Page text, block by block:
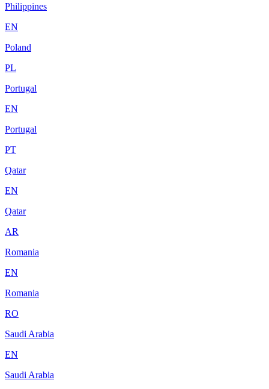
Philippines
EN
Poland
PL
Portugal
EN
Portugal
PT
Qatar
EN
Qatar
AR
Romania
EN
Romania
RO
Saudi Arabia
EN
Saudi Arabia